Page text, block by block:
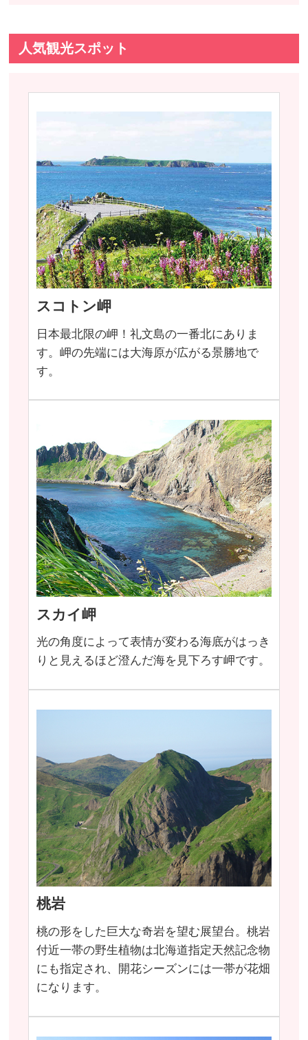
人気観光スポット
スコトン岬
日本最北限の岬！礼文島の一番北にありま
す。岬の先端には大海原が広がる景勝地で
す。
スカイ岬
光の角度によって表情が変わる海底がはっき
りと見えるほど澄んだ海を見下ろす岬です。
桃岩
桃の形をした巨大な奇岩を望む展望台。桃岩
付近一帯の野生植物は北海道指定天然記念物
にも指定され、開花シーズンには一帯が花畑
になります。